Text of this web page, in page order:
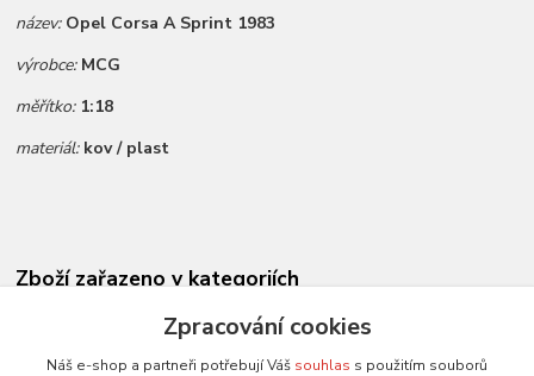
název: Opel Corsa A Sprint 1983
výrobce: MCG
měřítko: 1:18
materiál: kov / plast
Zboží zařazeno v kategoriích
Novinky dle data přidání
Všechny modely
Zpracování cookies
Náš e-shop a partneři potřebují Váš souhlas s použitím souborů